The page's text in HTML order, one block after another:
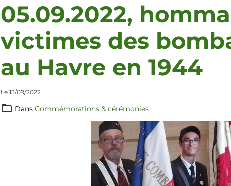
05.09.2022,
victimes des
au Havre en 1944
Le 13/09/2022
DansCommémorations & cérémonies